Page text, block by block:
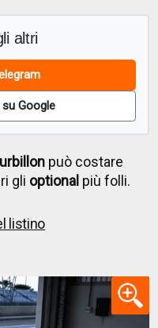
altri
Google
può costare
gli optional più folli.
listino